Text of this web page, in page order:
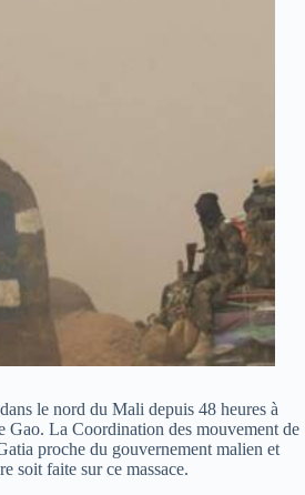
le nord du Mali depuis 48 heures à
Gao. La Coordination des mouvement de
proche du gouvernement malien et
soit faite sur ce massace.